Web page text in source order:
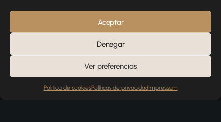
Aceptar
Denegar
Ver preferencias
Política de cookiesPolíticas de privacidadImpressum